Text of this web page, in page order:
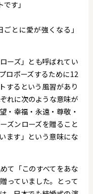
す」
とに愛が強くなる」
ーズ」とも呼ばれてい
ロポーズするために12
するという風習があり
れに次のような意味が
・幸福・永遠・尊敬・
ズンローズを贈ること
ます」という意味にな
て「このすべてをあな
っていました。とって